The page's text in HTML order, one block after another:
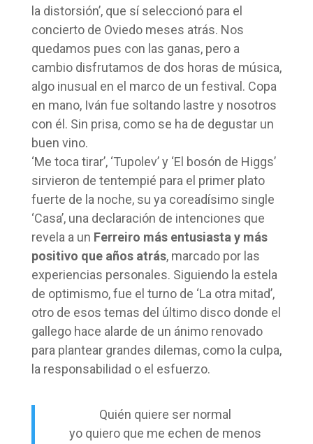
la distorsión’, que sí seleccionó para el
concierto de Oviedo meses atrás. Nos
quedamos pues con las ganas, pero a
cambio disfrutamos de dos horas de música,
algo inusual en el marco de un festival. Copa
en mano, Iván fue soltando lastre y nosotros
con él. Sin prisa, como se ha de degustar un
buen vino.
‘Me toca tirar’, ‘Tupolev’ y ‘El bosón de Higgs’
sirvieron de tentempié para el primer plato
fuerte de la noche, su ya coreadísimo single
‘Casa’, una declaración de intenciones que
revela a un Ferreiro más entusiasta y más
positivo que años atrás, marcado por las
experiencias personales. Siguiendo la estela
de optimismo, fue el turno de ‘La otra mitad’,
otro de esos temas del último disco donde el
gallego hace alarde de un ánimo renovado
para plantear grandes dilemas, como la culpa,
la responsabilidad o el esfuerzo.
Quién quiere ser normal
yo quiero que me echen de menos